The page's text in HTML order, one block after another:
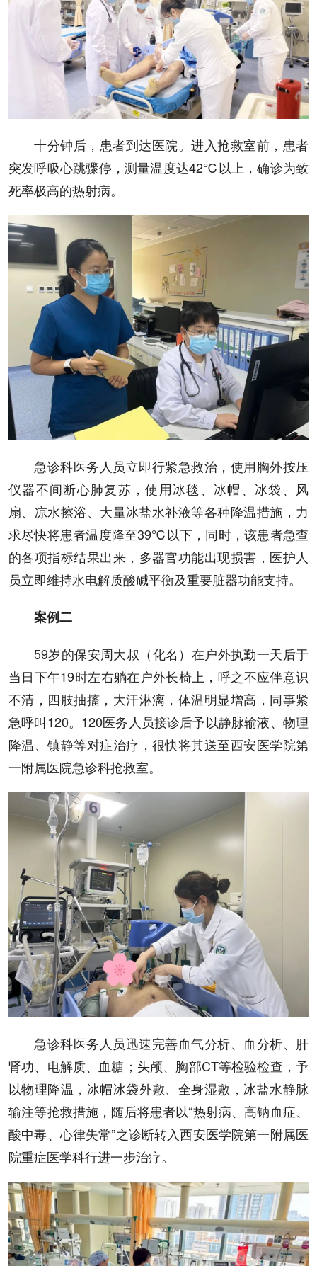
十分钟后，患者到达医院。进入抢救室前，患者
突发呼吸心跳骤停，测量温度达42℃以上，确诊为致
死率极高的热射病。
急诊科医务人员立即行紧急救治，使用胸外按压
仪器不间断心肺复苏，使用冰毯、冰帽、冰袋、风
扇、凉水擦浴、大量冰盐水补液等各种降温措施，力
求尽快将患者温度降至39℃以下，同时，该患者急查
的各项指标结果出来，多器官功能出现损害，医护人
员立即维持水电解质酸碱平衡及重要脏器功能支持。
案例二
59岁的保安周大叔（化名）在户外执勤一天后于
当日下午19时左右躺在户外长椅上，呼之不应伴意识
不清，四肢抽搐，大汗淋漓，体温明显增高，同事紧
急呼叫120。120医务人员接诊后予以静脉输液、物理
降温、镇静等对症治疗，很快将其送至西安医学院第
一附属医院急诊科抢救室。
急诊科医务人员迅速完善血气分析、血分析、肝
肾功、电解质、血糖；头颅、胸部CT等检验检查，予
以物理降温，冰帽冰袋外敷、全身湿敷，冰盐水静脉
输注等抢救措施，随后将患者以“热射病、高钠血症、
酸中毒、心律失常”之诊断转入西安医学院第一附属医
院重症医学科行进一步治疗。